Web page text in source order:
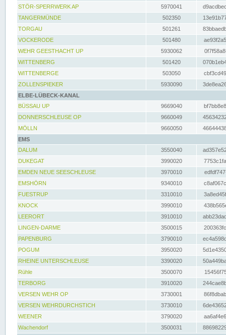
STÖR-SPERRWERK AP 5970041
TANGERMÜNDE
502350
TORGAU
501261
VOCKERODE
501480
WEHR GEESTHACHT UP
5930062
WITTENBERG
501420
WITTENBERGE
503050
ZOLLENSPIEKER
5930090
ELBE-LÜBECK-KANAL
BÜSSAU UP
9669040
DONNERSCHLEUSE OP
9660049
MÖLLN
9660050
EMS
DALUM
3550040
DUKEGAT
3990020
EMDEN NEUE SEESCHLEUSE
3970010
EMSHÖRN
9340010
FUESTRUP
3310010
KNOCK
3990010
LEERORT
3910010
LINGEN-DARME
3500015
PAPENBURG
3790010
POGUM
3950020
RHEINE UNTERSCHLEUSE
3390020
Rühle
3500070
TERBORG
3910020
VERSEN WEHR OP
3730001
VERSEN WEHRDURCHSTICH
3730010
WEENER
3790020
Wachendorf
3500031